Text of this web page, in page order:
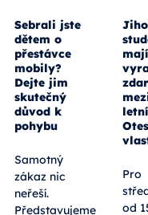
Sebrali jste
dětem o
přestávce
mobily?
Dejte jim
skutečný
důvod k
pohybu
Samotný
zákaz nic
neřeší.
Představujeme
Pro
od